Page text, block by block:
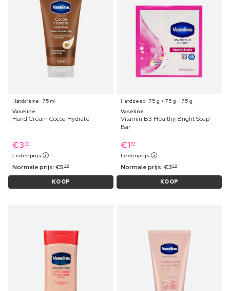
Handcrème ⋅ 75 ml
Vaseline
Hand Cream Cocoa Hydrate
€3 79
Ledenprijs
Normale prijs:€5 89
KOOP
Handzeep ⋅ 75 g + 75 g + 75 g
Vaseline
Vitamin B3 Healthy Bright Soap
Bar
€1 69
Ledenprijs
Normale prijs:€3 29
KOOP